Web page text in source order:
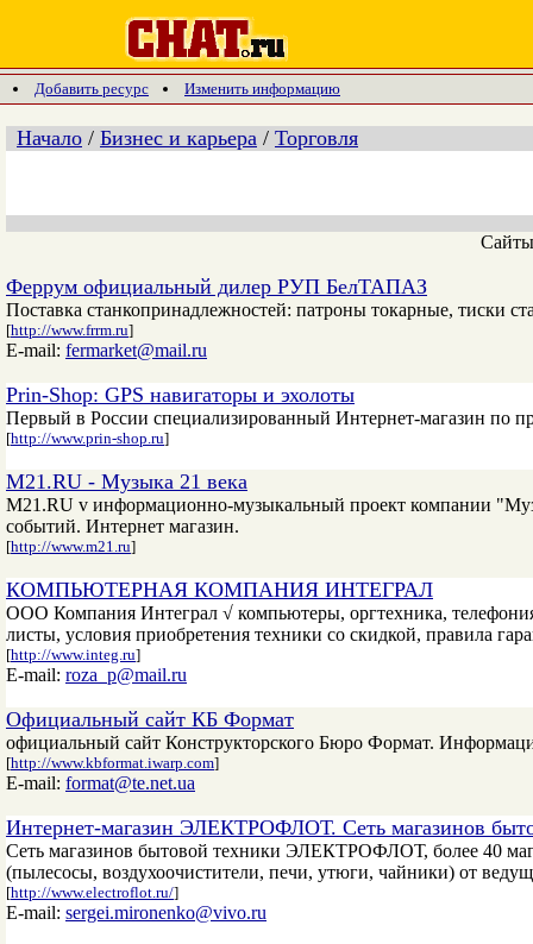
Добавить ресурс Изменить информацию
Начало / Бизнес и карьера / Торговля
Феррум официальный дилер РУП БелТАПАЗ
Поставка станкопринадлежностей: патроны токарные, тиски
[http://www.frrm.ru]
E-mail: fermarket@mail.ru
Prin-Shop: GPS навигаторы и эхолоты
Первый в России специализированный Интернет-магазин по
[http://www.prin-shop.ru]
M21.RU - Музыка 21 века
M21.RU v информационно-музыкальный проект компании
событий. Интернет магазин.
[http://www.m21.ru]
КОМПЬЮТЕРНАЯ КОМПАНИЯ ИНТЕГРАЛ
ООО Компания Интеграл √ компьютеры, оргтехника,
листы, условия приобретения техники со скидкой, правила
[http://www.integ.ru]
E-mail: roza_p@mail.ru
Официальный сайт КБ Формат
официальный сайт Конструкторского Бюро Формат.
[http://www.kbformat.iwarp.com]
E-mail: format@te.net.ua
Интернет-магазин ЭЛЕКТРОФЛОТ. Сеть магазинов
Сеть магазинов бытовой техники ЭЛЕКТРОФЛОТ, более 40
(пылесосы, воздухоочистители, печи, утюги, чайники) от
[http://www.electroflot.ru/]
E-mail: sergei.mironenko@vivo.ru